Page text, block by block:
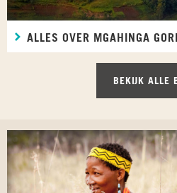
ALLES OVER MGAHINGA
BEKIJK ALLE